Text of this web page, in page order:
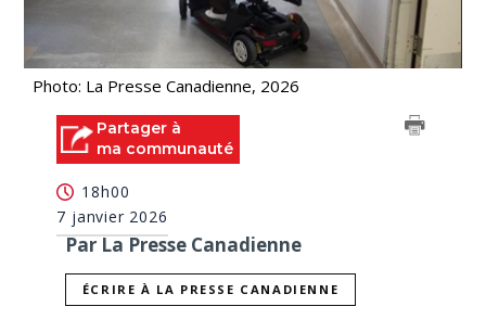
Photo: La Presse Canadienne, 2026
Partager à
ma communauté
18h00
7 janvier 2026
Par La Presse Canadienne
ÉCRIRE À LA PRESSE CANADIENNE